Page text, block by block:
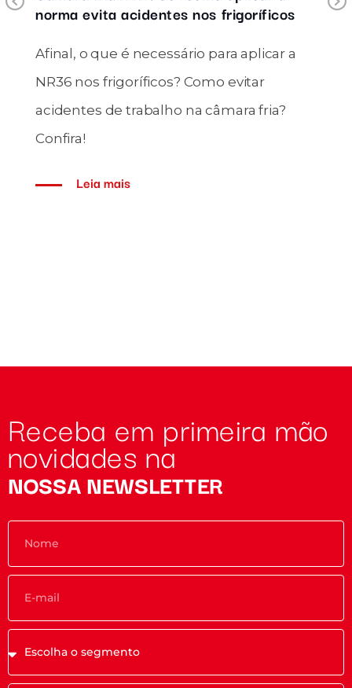
norma evita acidentes nos frigoríficos
Afinal, o que é necessário para aplicar a
NR36 nos frigoríficos? Como evitar
acidentes de trabalho na câmara fria?
Confira!
Leia mais
Receba em primeira mão
novidades na
NOSSA NEWSLETTER